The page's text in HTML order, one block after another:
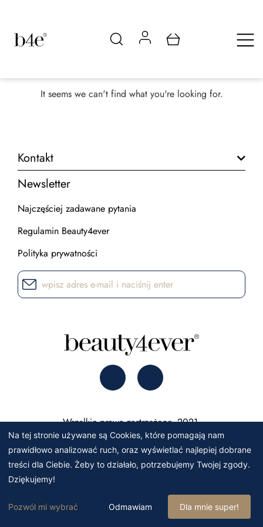
It seems we can't find what you're looking for.
Kontakt
Newsletter
Najczęściej zadawane pytania
Regulamin Beauty4ever
Polityka prywatności
Wszelkie prawa zastrzeżone. 2021.
Na tej stronie używane są Cookies, które pomagają nam
prawidłowo analizować ruch, oraz wyświetlać najlepiej dobrane
treści dla Ciebie. Żeby to działało, potrzebujemy Twojej zgody.
Dziękujemy!
Pozwól mi wybrać Odmawiam Dla mnie super!